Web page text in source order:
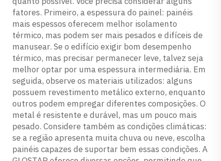
fatores. Primeiro, a espessura do painel: painéis
mais espessos oferecem melhor isolamento
térmico, mas podem ser mais pesados e difíceis de
manusear. Se o edifício exigir bom desempenho
térmico, mas precisar permanecer leve, talvez seja
melhor optar por uma espessura intermediária. Em
seguida, observe os materiais utilizados: alguns
possuem revestimento metálico externo, enquanto
outros podem empregar diferentes composições. O
metal é resistente e durável, mas um pouco mais
pesado. Considere também as condições climáticas:
se a região apresenta muita chuva ou neve, escolha
painéis capazes de suportar bem essas condições. A